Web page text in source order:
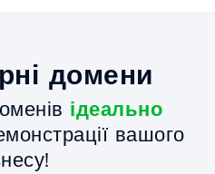
домени
ідеально
вашого